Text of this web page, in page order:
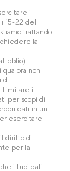
i
15-22 del
trattando
la
non
di
Limitare il
per scopi di
dati in un
esercitare
il diritto di
per la
i tuoi dati